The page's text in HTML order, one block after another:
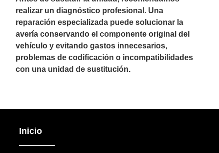
realizar un diagnóstico profesional. Una
reparación especializada puede solucionar la
avería conservando el componente original del
vehículo y evitando gastos innecesarios,
problemas de codificación o incompatibilidades
con una unidad de sustitución.
Inicio